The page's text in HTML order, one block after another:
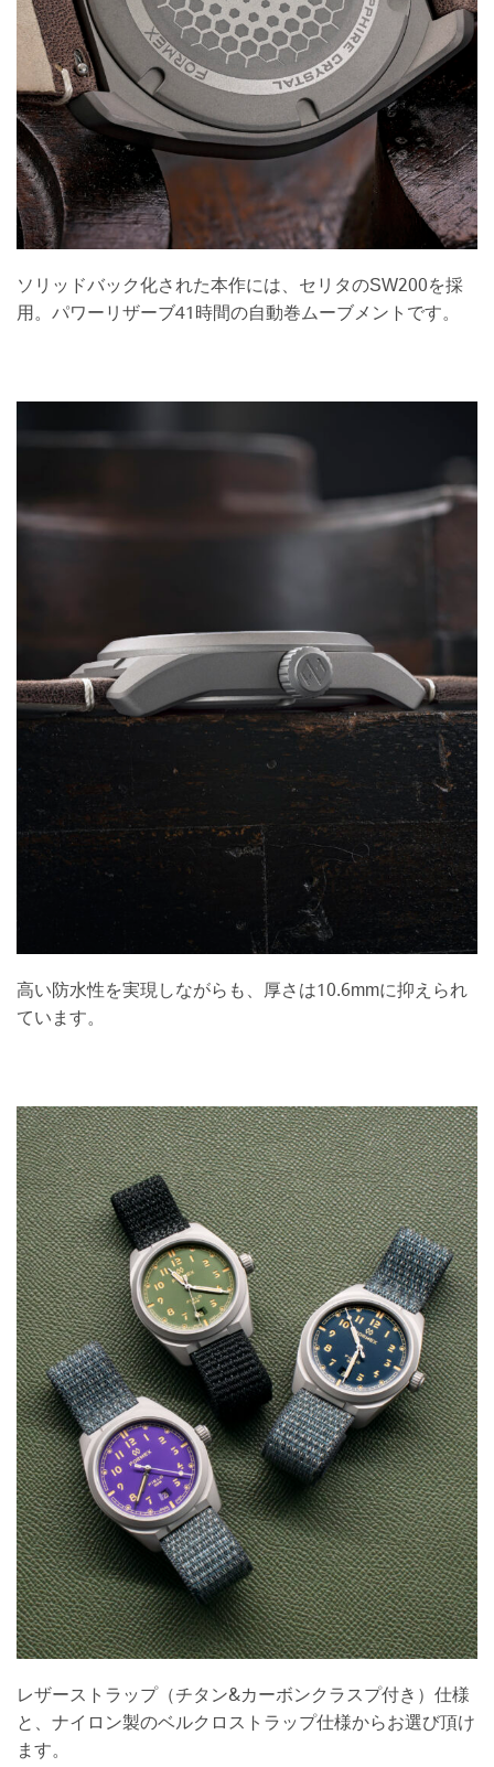
ソリッドバック化された本作には、セリタのSW200を採
用。パワーリザーブ41時間の自動巻ムーブメントです。
高い防水性を実現しながらも、厚さは10.6mmに抑えられ
ています。
レザーストラップ（チタン&カーボンクラスプ付き）仕様
と、ナイロン製のベルクロストラップ仕様からお選び頂け
ます。